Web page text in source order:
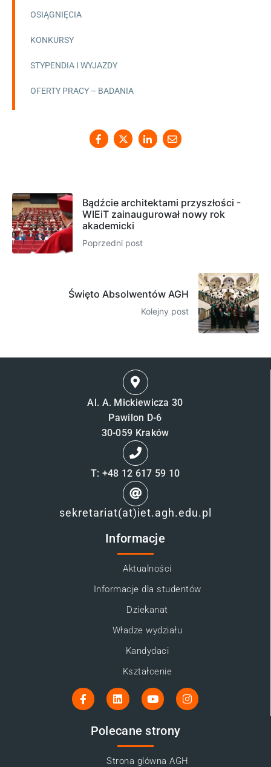
OSIĄGNIĘCIA
KONKURSY
STYPENDIA I WYJAZDY
OFERTY PRACY – BADANIA
Bądźcie architektami przyszłości -
WIEiT zainaugurował nowy rok
akademicki
Poprzedni post
Święto Absolwentów AGH
Kolejny post
Al. A. Mickiewicza 30
Pawilon D-6
30-059 Kraków
T: +48 12 617 59 10
sekretariat(at)iet.agh.edu.pl
Informacje
Aktualności
Informacje dla studentów
Dziekanat
Władze wydziału
Kandydaci
Kształcenie
Polecane strony
Strona glówna AGH